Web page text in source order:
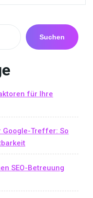
von
Marketing
Social-
Marketing
der
Suchen
für Ihre
Google-Treffer: So
SEO-Betreuung